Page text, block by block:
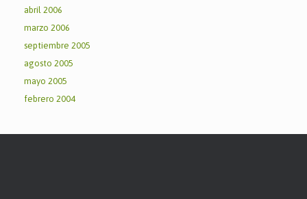
abril 2006
marzo 2006
septiembre 2005
agosto 2005
mayo 2005
febrero 2004